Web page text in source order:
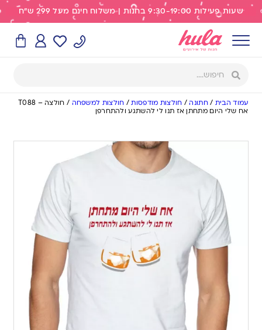
שעות פעילות 9:30-19:00 בחנות | משלוח חינם מעל 299 ש"ח
עמוד הבית /חתונה/ חולצות מודפסות/ חולצות למשפחה /
חולצה – T088
אח שלי היום מתחתן אז תנו לי להשתגע ולהתחרפן